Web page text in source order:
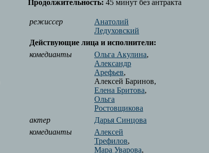
Продолжительность: 45 минут без антракта
режиссер
Анатолий
Ледуховский
Действующие лица и исполнители:
комедианты
Ольга Акулина,
Александр
Арефьев,
Алексей Баринов,
Елена Бритова,
Ольга
Ростовщикова
актер
Дарья Синцова
комедианты
Алексей
Трефилов,
Мара Уварова,